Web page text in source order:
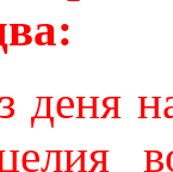
деня